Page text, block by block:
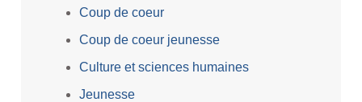
Coup de coeur
Coup de coeur jeunesse
Culture et sciences humaines
Jeunesse